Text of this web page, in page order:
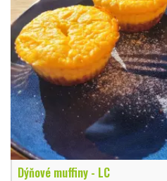
Dýňové muffiny - LC